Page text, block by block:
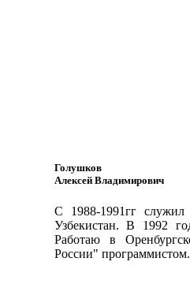
Голушков
Алексей Владимирович
С 1988-1991гг
Узбекистан. В 1992
Работаю в
России" программистом.